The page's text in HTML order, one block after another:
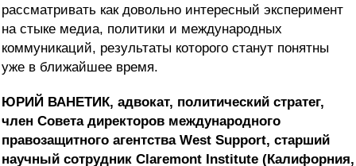
рассматривать как довольно интересный эксперимент
на стыке медиа, политики и международных
коммуникаций, результаты которого станут понятны
уже в ближайшее время.
ЮРИЙ ВАНЕТИК, адвокат, политический стратег,
член Совета директоров международного
правозащитного агентства West Support, старший
научный сотрудник Claremont Institute (Калифорния,